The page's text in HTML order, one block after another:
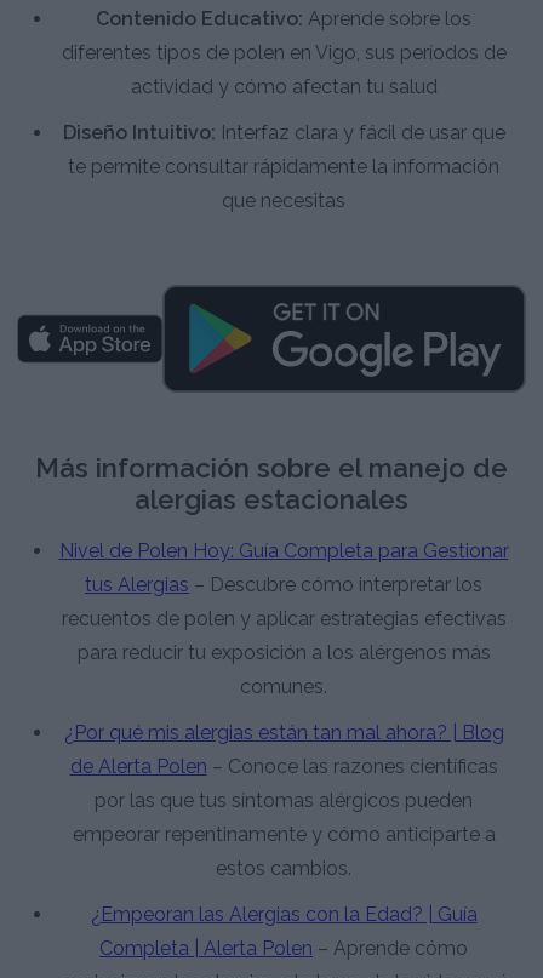
Contenido Educativo: Aprende sobre los
diferentes tipos de polen en Vigo, sus períodos de
actividad y cómo afectan tu salud
Diseño Intuitivo: Interfaz clara y fácil de usar que
te permite consultar rápidamente la información
que necesitas
Más información sobre el manejo de
alergias estacionales
Nivel de Polen Hoy: Guía Completa para Gestionar
tus Alergias – Descubre cómo interpretar los
recuentos de polen y aplicar estrategias efectivas
para reducir tu exposición a los alérgenos más
comunes.
¿Por qué mis alergias están tan mal ahora? | Blog
de Alerta Polen – Conoce las razones científicas
por las que tus síntomas alérgicos pueden
empeorar repentinamente y cómo anticiparte a
estos cambios.
¿Empeoran las Alergias con la Edad? | Guía
Completa | Alerta Polen – Aprende cómo